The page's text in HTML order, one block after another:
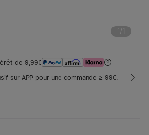
1/1
de 9,99€
sur APP pour une commande ≥ 99€.